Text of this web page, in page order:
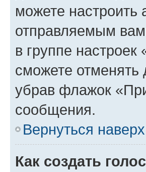
можете настроить
отправляемым
в группе
сможете
убрав флажок
сообщения.
Вернуться наверх
Как создать